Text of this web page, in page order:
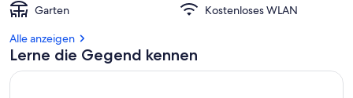
Garten
Kostenloses WLAN
Alle anzeigen
Lerne die Gegend kennen